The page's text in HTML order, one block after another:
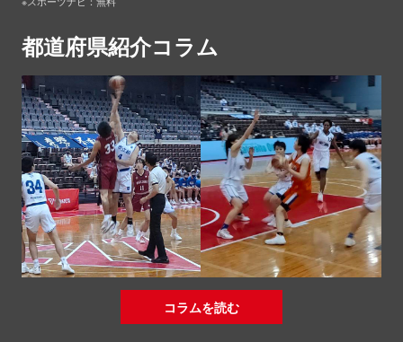
都道府県紹介コラム
コラムを読む